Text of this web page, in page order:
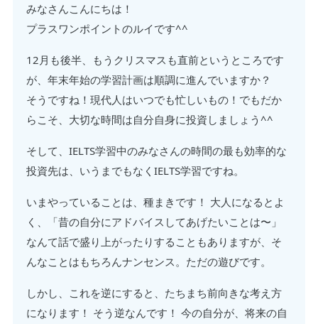
みなさんこんにちは！
プラスワンポイントのルイです^^
12月も後半、もうクリスマスも直前というところです
が、年末年始の学習計画は順調に進んでいますか？
そうですね！現代人はいつでも忙しいもの！でもだか
らこそ、大切な時間は自分自身に投資しましょう^^
そして、IELTS学習中のみなさんの時間の最も効率的な
投資先は、いうまでもなくIELTS学習ですね。
いまやっていることは、種まきです！ 大人になるとよ
く、「昔の自分にアドバイスしてあげたいことは〜」
なんて話で盛り上がったりすることもありますが、そ
んなことはもちろんナンセンス。ただの遊びです。
しかし、これを逆にすると、たちまち前向きな考え方
になります！ そう逆なんです！ 今の自分が、将来の自